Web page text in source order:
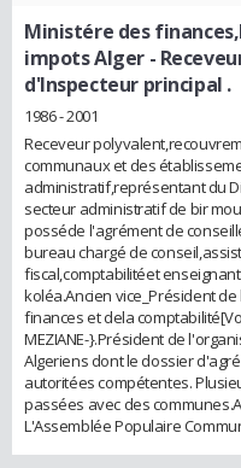
Ministére des
impots Alger-
d'Inspecteur principal .
1986 - 2001
Receveur
communaux et des
administratif,représentant du
secteur administratif de bir
posséde l'agrément de
bureau chargé de
fiscal,comptabilitéet
koléa.Ancien vice_Président
finances et dela
MEZIANE-}.Président de
Algeriens dont le dossier
autoritées compétentes.
passées avec des
L'Assemblée Populaire